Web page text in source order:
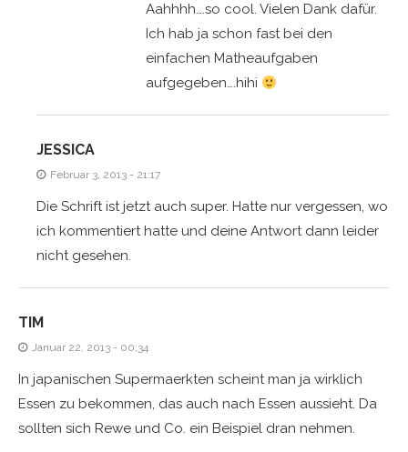
Aahhhh….so cool. Vielen Dank dafür.
Ich hab ja schon fast bei den
einfachen Matheaufgaben
aufgegeben….hihi
JESSICA
Februar 3, 2013 - 21:17
Die Schrift ist jetzt auch super. Hatte nur vergessen, wo
ich kommentiert hatte und deine Antwort dann leider
nicht gesehen.
TIM
Januar 22, 2013 - 00:34
In japanischen Supermaerkten scheint man ja wirklich
Essen zu bekommen, das auch nach Essen aussieht. Da
sollten sich Rewe und Co. ein Beispiel dran nehmen.